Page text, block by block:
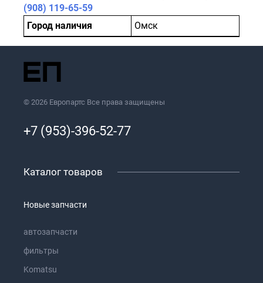
(908) 119-65-59
Город наличия
Омск
© 2026 Европартс Все права защищены
+7 (953)-396-52-77
Каталог товаров
Новые запчасти
автозапчасти
фильтры
Komatsu